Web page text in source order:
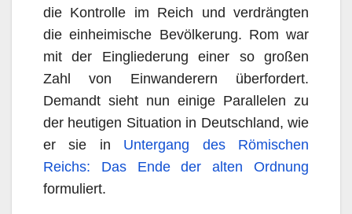
die Kontrolle im Reich und verdrängten
die einheimische Bevölkerung. Rom war
mit der Eingliederung einer so großen
Zahl von Einwanderern überfordert.
Demandt sieht nun einige Parallelen zu
der heutigen Situation in Deutschland, wie
er sie in Untergang des Römischen
Reichs: Das Ende der alten Ordnung
formuliert.